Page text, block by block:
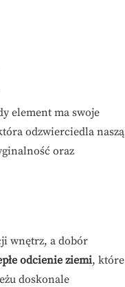
element ma swoje
odzwierciedla naszą
oraz
wnętrz, a dobór
odcienie ziemi, które
doskonale